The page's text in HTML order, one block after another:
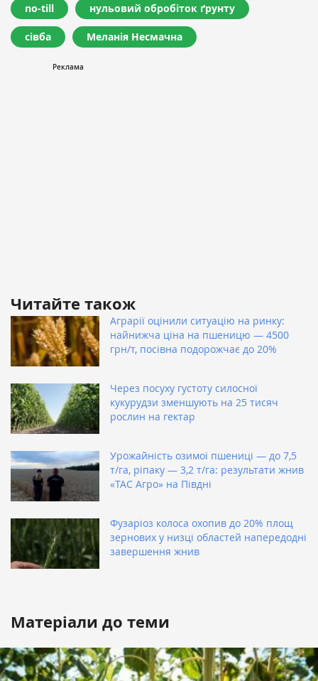
no-till нульовий обробіток ґрунту
сівба Меланія Несмачна
Читайте також
Аграрії оцінили ситуацію на ринку:
найнижча ціна на пшеницю — 4500
грн/т, посівна подорожчає до 20%
Через посуху густоту силосної
кукурудзи зменшують на 25 тисяч
рослин на гектар
Урожайність озимої пшениці — до 7,5
т/га, ріпаку — 3,2 т/га: результати жнив
«ТАС Агро» на Півдні
Фузаріоз колоса охопив до 20% площ
зернових у низці областей напередодні
завершення жнив
Матеріали до теми